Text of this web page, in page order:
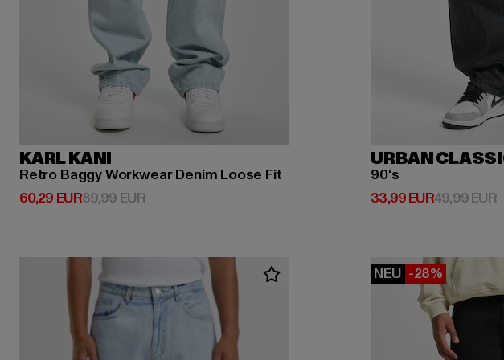
KARL KANI
Retro Baggy Workwear Denim Loose Fit
60,29 EUR
Derzeitiger Preis: 60,29 EUR
89,99 EURAktionspreis: 89,99 EUR
URBAN
90‘s
33,99 EUR
Derzeitiger Preis:49,99 EUR
NEU -28%